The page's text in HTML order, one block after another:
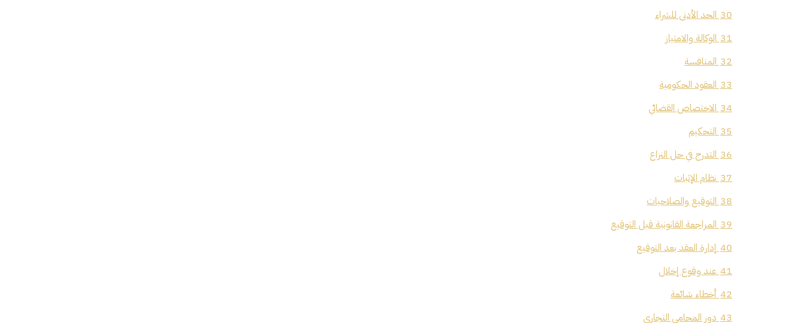
30 الحد الأدنى للشراء
31 الوكالة والامتياز
32 المنافسة
33 العقود الحكومية
34 الاختصاص القضائي
35 التحكيم
36 التدرج في حل النزاع
37 نظام الإثبات
38 التوقيع والصلاحيات
39 المراجعة القانونية قبل التوقيع
40 إدارة العقد بعد التوقيع
41 عند وقوع إخلال
42 أخطاء شائعة
43 دور المحامي التجاري